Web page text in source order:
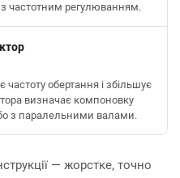
частотним регулюванням.
обертання і збільшує
визначає компоновку
з паралельними валами.
— жорстке, точно